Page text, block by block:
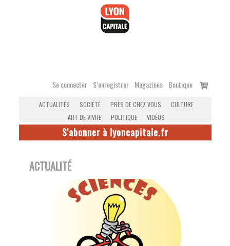
Se connecter S’enregistrer Magazines Boutique
Voir
ACTUALITÉS SOCIÉTÉ PRÈS DE CHEZ VOUS
CULTURE
ART DE VIVRE
POLITIQUE VIDÉOS
S'abonner à lyoncapitale.fr
ACTUALITÉ